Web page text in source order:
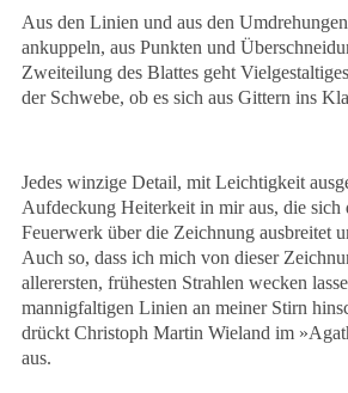
Aus den Linien und aus den
ankuppeln, aus Punkten und
Zweiteilung des Blattes geht
der Schwebe, ob es sich aus Gittern ins
Jedes winzige Detail, mit Leichtigkeit
Aufdeckung Heiterkeit in mir aus, die sich
Feuerwerk über die Zeichnung ausbreitet
Auch so, dass ich mich von dieser
allerersten, frühesten Strahlen wecken
mannigfaltigen Linien an meiner Stirn
drückt Christoph Martin Wieland im
aus.